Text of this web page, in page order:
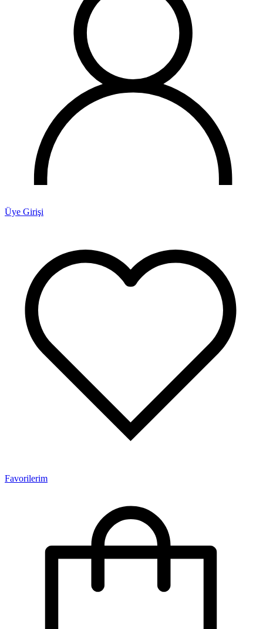
Üye Girişi
Favorilerim